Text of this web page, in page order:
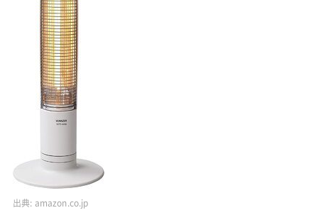
出典: amazon.co.jp